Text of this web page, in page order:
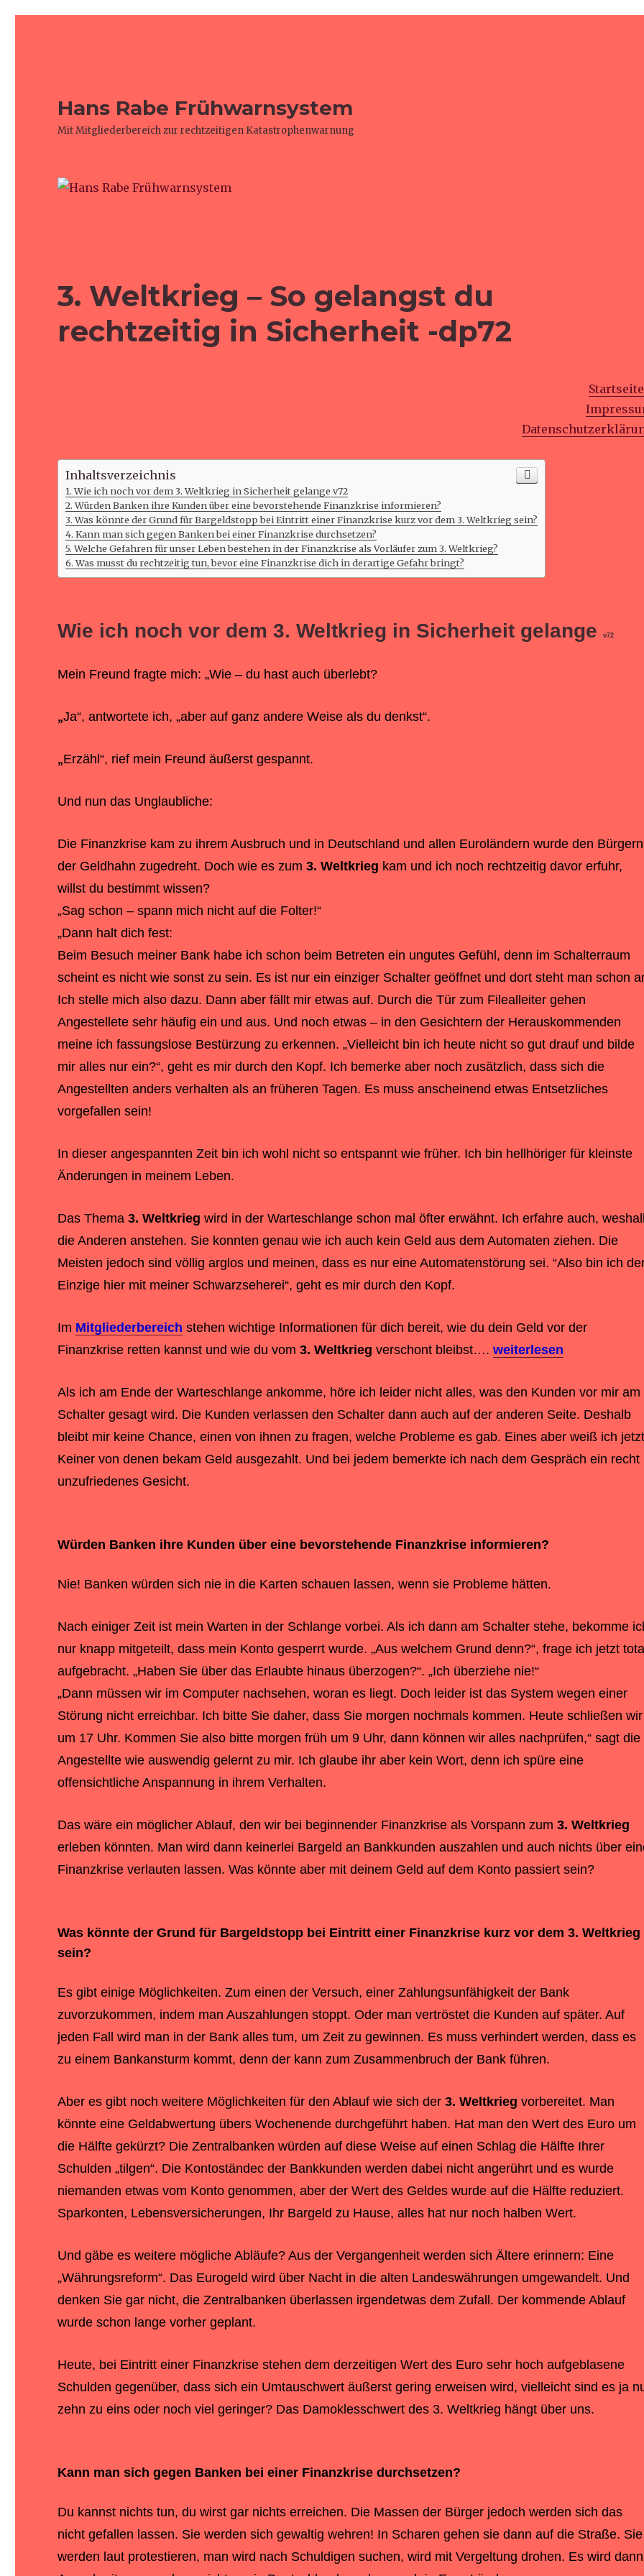
Hans Rabe Frühwarnsystem
Mit Mitgliederbereich zur rechtzeitigen Katastrophenwarnung
3. Weltkrieg – So gelangst du
rechtzeitig in Sicherheit -dp72
Inhaltsverzeichnis
Wie ich noch vor dem 3. Weltkrieg in Sicherheit gelange v72
Würden Banken ihre Kunden über eine bevorstehende Finanzkrise informieren?
Was könnte der Grund für Bargeldstopp bei Eintritt einer Finanzkrise kurz vor dem 3. Weltkrieg sein?
Kann man sich gegen Banken bei einer Finanzkrise durchsetzen?
Welche Gefahren für unser Leben bestehen in der Finanzkrise als Vorläufer zum 3. Weltkrieg?
Was musst du rechtzeitig tun, bevor eine Finanzkrise dich in derartige Gefahr bringt?
Wie ich noch vor dem3. Weltkrieg in Sicherheit gelangev72
Mein Freund fragte mich: „Wie – du hast auch überlebt?
„Ja“, antwortete ich, „aber auf ganz andere Weise als du denkst“.
„Erzähl“, rief mein Freund äußerst gespannt.
Und nun das Unglaubliche:
Die Finanzkrise kam zu ihrem Ausbruch und in Deutschland und allen Euroländern wurde den Bürgern
der Geldhahn zugedreht. Doch wie es zum3. Weltkrieg kam und ich noch rechtzeitig davor erfuhr,
willst du bestimmt wissen?
„Sag schon – spann mich nicht auf die Folter!“
„Dann halt dich fest:
Beim Besuch meiner Bank habe ich schon beim Betreten ein ungutes Gefühl, denn im Schalterraum
scheint es nicht wie sonst zu sein. Es ist nur ein einziger Schalter geöffnet und dort steht man schon
Ich stelle mich also dazu. Dann aber fällt mir etwas auf. Durch die Tür zum Filealleiter gehen
Angestellete sehr häufig ein und aus. Und noch etwas – in den Gesichtern der Herauskommenden
meine ich fassungslose Bestürzung zu erkennen. „Vielleicht bin ich heute nicht so gut drauf und bilde
mir alles nur ein?“, geht es mir durch den Kopf. Ich bemerke aber noch zusätzlich, dass sich die
Angestellten anders verhalten als an früheren Tagen. Es muss anscheinend etwas Entsetzliches
vorgefallen sein!
In dieser angespannten Zeit bin ich wohl nicht so entspannt wie früher. Ich bin hellhöriger für kleinste
Änderungen in meinem Leben.
Das Thema3. Weltkrieg wird in der Warteschlange schon mal öfter erwähnt. Ich erfahre auch,
die Anderen anstehen. Sie konnten genau wie ich auch kein Geld aus dem Automaten ziehen. Die
Meisten jedoch sind völlig arglos und meinen, dass es nur eine Automatenstörung sei. “Also bin ich
Einzige hier mit meiner Schwarzseherei“, geht es mir durch den Kopf.
Im Mitgliederbereich stehen wichtige Informationen für dich bereit, wie du dein Geld vor der
Finanzkrise retten kannst und wie du vom3. Weltkrieg verschont bleibst….weiterlesen
Als ich am Ende der Warteschlange ankomme, höre ich leider nicht alles, was den Kunden vor mir am
Schalter gesagt wird. Die Kunden verlassen den Schalter dann auch auf der anderen Seite. Deshalb
bleibt mir keine Chance, einen von ihnen zu fragen, welche Probleme es gab. Eines aber weiß ich
Keiner von denen bekam Geld ausgezahlt. Und bei jedem bemerkte ich nach dem Gespräch ein recht
unzufriedenes Gesicht.
Würden Banken ihre Kunden über eine bevorstehende Finanzkrise informieren?
Nie! Banken würden sich nie in die Karten schauen lassen, wenn sie Probleme hätten.
Nach einiger Zeit ist mein Warten in der Schlange vorbei. Als ich dann am Schalter stehe, bekomme
nur knapp mitgeteilt, dass mein Konto gesperrt wurde. „Aus welchem Grund denn?“, frage ich jetzt
aufgebracht. „Haben Sie über das Erlaubte hinaus überzogen?“. „Ich überziehe nie!“
„Dann müssen wir im Computer nachsehen, woran es liegt. Doch leider ist das System wegen einer
Störung nicht erreichbar. Ich bitte Sie daher, dass Sie morgen nochmals kommen. Heute schließen wir
um 17 Uhr. Kommen Sie also bitte morgen früh um 9 Uhr, dann können wir alles nachprüfen,“ sagt die
Angestellte wie auswendig gelernt zu mir. Ich glaube ihr aber kein Wort, denn ich spüre eine
offensichtliche Anspannung in ihrem Verhalten.
Das wäre ein möglicher Ablauf, den wir bei beginnender Finanzkrise als Vorspann zum3. Weltkrieg
erleben könnten. Man wird dann keinerlei Bargeld an Bankkunden auszahlen und auch nichts über
Finanzkrise verlauten lassen. Was könnte aber mit deinem Geld auf dem Konto passiert sein?
Was könnte der Grund für Bargeldstopp bei Eintritt einer Finanzkrise kurz vor dem 3. Weltkrieg
sein?
Es gibt einige Möglichkeiten. Zum einen der Versuch, einer Zahlungsunfähigkeit der Bank
zuvorzukommen, indem man Auszahlungen stoppt. Oder man vertröstet die Kunden auf später. Auf
jeden Fall wird man in der Bank alles tum, um Zeit zu gewinnen. Es muss verhindert werden, dass es
zu einem Bankansturm kommt, denn der kann zum Zusammenbruch der Bank führen.
Aber es gibt noch weitere Möglichkeiten für den Ablauf wie sich der 3. Weltkrieg vorbereitet. Man
könnte eine Geldabwertung übers Wochenende durchgeführt haben. Hat man den Wert des Euro um
die Hälfte gekürzt? Die Zentralbanken würden auf diese Weise auf einen Schlag die Hälfte Ihrer
Schulden „tilgen“. Die Kontoständec der Bankkunden werden dabei nicht angerührt und es wurde
niemanden etwas vom Konto genommen, aber der Wert des Geldes wurde auf die Hälfte reduziert.
Sparkonten, Lebensversicherungen, Ihr Bargeld zu Hause, alles hat nur noch halben Wert.
Und gäbe es weitere mögliche Abläufe? Aus der Vergangenheit werden sich Ältere erinnern: Eine
„Währungsreform“. Das Eurogeld wird über Nacht in die alten Landeswährungen umgewandelt. Und
denken Sie gar nicht, die Zentralbanken überlassen irgendetwas dem Zufall. Der kommende Ablauf
wurde schon lange vorher geplant.
Heute, bei Eintritt einer Finanzkrise stehen dem derzeitigen Wert des Euro sehr hoch aufgeblasene
Schulden gegenüber, dass sich ein Umtauschwert äußerst gering erweisen wird, vielleicht sind es ja
zehn zu eins oder noch viel geringer? Das Damoklesschwert des 3. Weltkrieg hängt über uns.
Kann man sich gegen Banken bei einer Finanzkrise durchsetzen?
Du kannst nichts tun, du wirst gar nichts erreichen. Die Massen der Bürger jedoch werden sich das
nicht gefallen lassen. Sie werden sich gewaltig wehren! In Scharen gehen sie dann auf die Straße. Sie
werden laut protestieren, man wird nach Schuldigen suchen, wird mit Vergeltung drohen. Es wird dann